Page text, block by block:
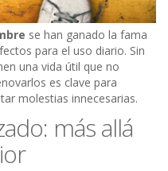
se han ganado la fama
para el uso diario. Sin
una vida útil que no
es clave para
molestias innecesarias.
más allá